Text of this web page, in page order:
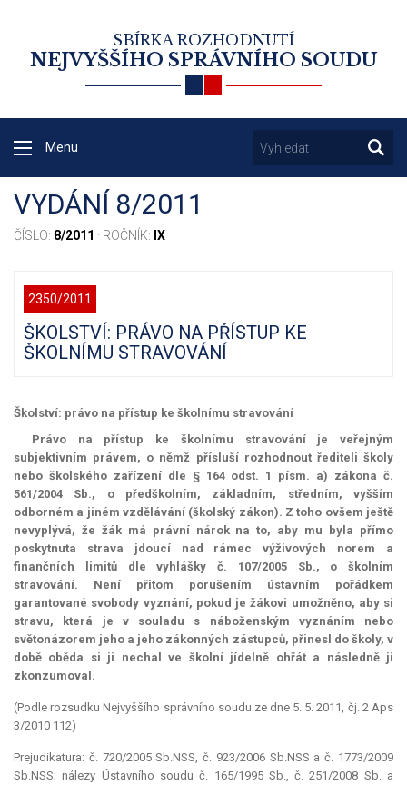
SBÍRKA ROZHODNUTÍ
NEJVYŠŠÍHO SPRÁVNÍHO SOUDU
Menu
VYDÁNÍ 8/2011
ČÍSLO: 8/2011 · ROČNÍK: IX
2350/2011
ŠKOLSTVÍ: PRÁVO NA PŘÍSTUP KE
ŠKOLNÍMU STRAVOVÁNÍ
Školství: právo na přístup ke školnímu stravování
Právo na přístup ke školnímu stravování je veřejným
subjektivním právem, o němž přísluší rozhodnout řediteli školy
nebo školského zařízení dle § 164 odst. 1 písm. a) zákona č.
561/2004 Sb., o předškolním, základním, středním, vyšším
odborném a jiném vzdělávání (školský zákon). Z toho ovšem ještě
nevyplývá, že žák má právní nárok na to, aby mu byla přímo
poskytnuta strava jdoucí nad rámec výživových norem a
finančních limitů dle vyhlášky č. 107/2005 Sb., o školním
stravování. Není přitom porušením ústavním pořádkem
garantované svobody vyznání, pokud je žákovi umožněno, aby si
stravu, která je v souladu s náboženským vyznáním nebo
světonázorem jeho a jeho zákonných zástupců, přinesl do školy, v
době oběda si ji nechal ve školní jídelně ohřát a následně ji
zkonzumoval.
(Podle rozsudku Nejvyššího správního soudu ze dne 5. 5. 2011, čj. 2 Aps
3/2010 112)
Prejudikatura: č. 720/2005 Sb.NSS, č. 923/2006 Sb.NSS a č. 1773/2009
Sb.NSS; nálezy Ústavního soudu č. 165/1995 Sb., č. 251/2008 Sb. a